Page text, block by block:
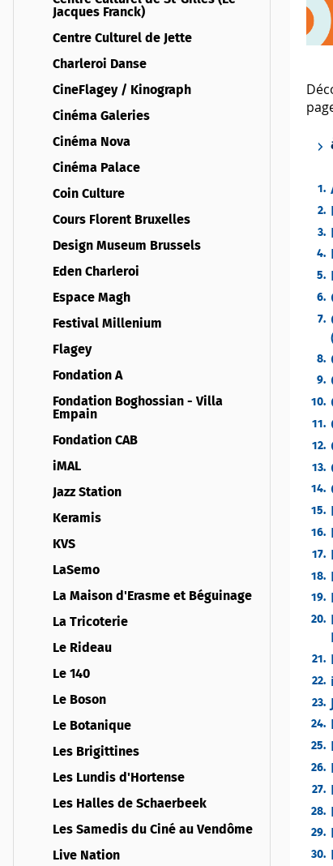
Jacques Franck)
Centre Culturel de Jette
Charleroi Danse
CineFlagey / Kinograph
Cinéma Galeries
Cinéma Nova
Cinéma Palace
Coin Culture
Cours Florent Bruxelles
Design Museum Brussels
Eden Charleroi
Espace Magh
Festival Millenium
Flagey
Fondation A
Fondation Boghossian - Villa
Empain
Fondation CAB
iMAL
Jazz Station
Keramis
KVS
LaSemo
La Maison d'Erasme et Béguinage
La Tricoterie
Le Rideau
Le 140
Le Boson
Le Botanique
Les Brigittines
Les Lundis d'Hortense
Les Halles de Schaerbeek
Les Samedis du Ciné au Vendôme
Live Nation